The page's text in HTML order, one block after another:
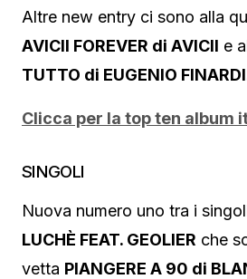
Altre new entry ci sono alla
AVICII FOREVER di AVICII e
TUTTO di EUGENIO
Clicca per la top ten album
SINGOLI
Nuova numero uno tra i
LUCHÈ FEAT. GEOLIER che
vetta PIANGERE A 90 di